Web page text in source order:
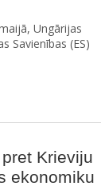
Ungārijas
Savienības (ES)
Krieviju
ekonomiku